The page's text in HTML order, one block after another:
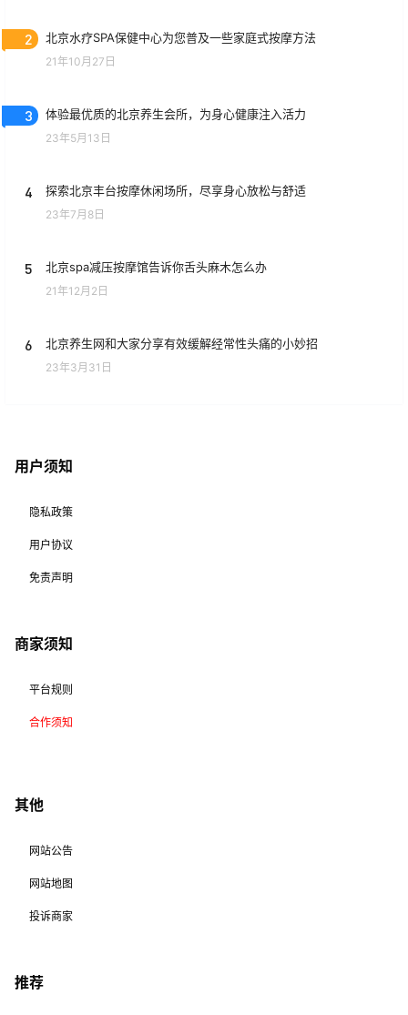
2 北京水疗SPA保健中心为您普及一些家庭式按摩方法
21年10月27日
3 体验最优质的北京养生会所，为身心健康注入活力
23年5月13日
4 探索北京丰台按摩休闲场所，尽享身心放松与舒适
23年7月8日
5 北京spa减压按摩馆告诉你舌头麻木怎么办
21年12月2日
6 北京养生网和大家分享有效缓解经常性头痛的小妙招
23年3月31日
用户须知
隐私政策
用户协议
免责声明
商家须知
平台规则
合作须知
其他
网站公告
网站地图
投诉商家
推荐